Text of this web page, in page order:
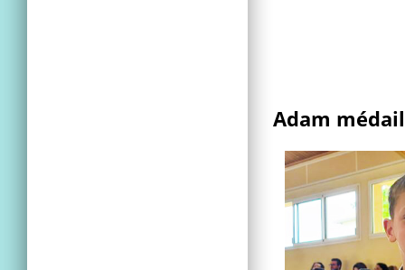
Adam